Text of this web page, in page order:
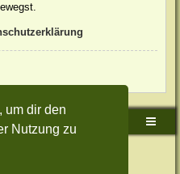
um dir den
Nutzung zu
Foren-Übersicht
Limited